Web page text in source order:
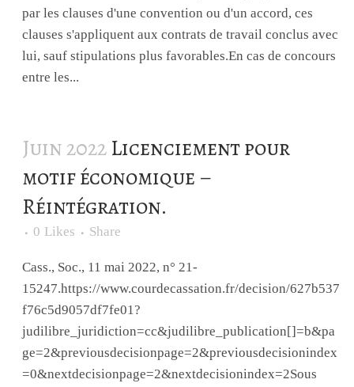
par les clauses d'une convention ou d'un accord, ces
clauses s'appliquent aux contrats de travail conclus avec
lui, sauf stipulations plus favorables.En cas de concours
entre les...
Juin 2022Licenciement pour
motif économique –
Réintégration.
0 Likes Share
Cass., Soc., 11 mai 2022, n° 21-
15247.https://www.courdecassation.fr/decision/627b537
f76c5d9057df7fe01?
judilibre_juridiction=cc&judilibre_publication[]=b&pa
ge=2&previousdecisionpage=2&previousdecisionindex
=0&nextdecisionpage=2&nextdecisionindex=2Sous